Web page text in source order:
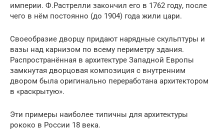
империи. Ф.Растрелли закончил его в 1762 году, после
чего в нём постоянно (до 1904) года жили цари.
Своеобразие дворцу придают нарядные скульптуры и
вазы над карнизом по всему периметру здания.
Распространённая в архитектуре Западной Европы
замкнутая дворцовая композиция с внутренним
двором была оригинально переработана архитектором
в «раскрытую».
Эти примеры наиболее типичны для архитектуры
рококо в России 18 века.